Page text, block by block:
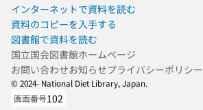
インターネットで資料を読む
資料のコピーを入手する
図書館で資料を読む
国立国会図書館ホームページ
お問い合わせお知らせプライバシーポリシー
© 2024- National Diet Library, Japan.
画面番号102